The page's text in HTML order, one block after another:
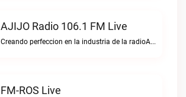
AJIJO Radio 106.1 FM Live
Creando perfeccion en la industria de la radioAJIJO Radio 106.1 FM live
FM-ROS Live